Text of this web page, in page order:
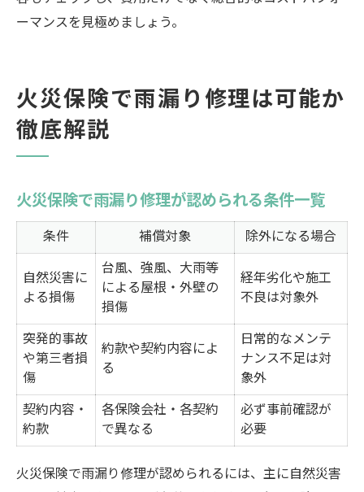
ーマンスを見極めましょう。
火災保険で雨漏り修理は可能か
徹底解説
火災保険で雨漏り修理が認められる条件一覧
条件 補償対象
除外になる場合
自然災害に
よる損傷
台風、強風、大雨等
による屋根・外壁の
損傷
経年劣化や施工
不良は対象外
突発的事故
や第三者損
傷
約款や契約内容によ
る
日常的なメンテ
ナンス不足は対
象外
契約内容・
約款
各保険会社・各契約
で異なる
必ず事前確認が
必要
火災保険で雨漏り修理が認められるには、主に自然災害